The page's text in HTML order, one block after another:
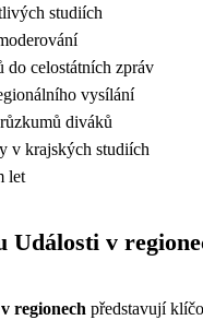
studiích
do celostátních zpráv
vysílání
diváků
v krajských studiích
let
v
regionech představují